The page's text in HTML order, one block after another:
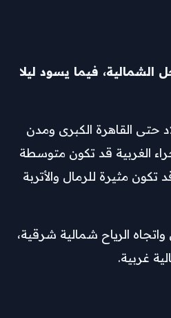
فيما يسود ليلا
حتى القاهرة الكبرى ومدن
الغربية قد تكون متوسطة
قد تكون مثيرة للرمال والأتربة
الرياح شمالية شرقية،
غربية.